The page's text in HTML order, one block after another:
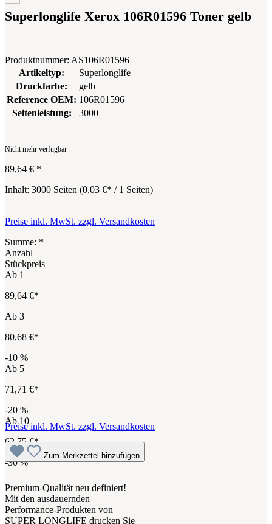
Superlonglife Xerox 106R01596 Toner gelb
Produktnummer: AS106R01596
Artikeltyp:
Superlonglife
Druckfarbe:
gelb
Reference OEM: 106R01596
Seitenleistung:
3000
Nicht mehr verfügbar
89,64 € *
Inhalt: 3000 Seiten (0,03 €* / 1 Seiten)
Preise inkl. MwSt. zzgl. Versandkosten
Summe: *
Anzahl
Stückpreis
Ab 1
89,64 €*
Ab 3
80,68 €*
-10 %
Ab 5
71,71 €*
-20 %
Ab10
62,75 €*
-30%
Preise inkl. MwSt. zzgl. Versandkosten
Zum Merkzettel hinzufügen
Premium-Qualität neu definiert!
Mit den ausdauernden
Performance-Produkten von
SUPER LONGLIFE drucken Sie